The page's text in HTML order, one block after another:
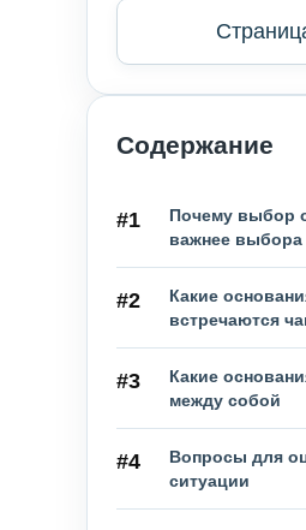
Содержание
#1
Почему выбор
важнее выбора
#2
Какие
встречаются
#3
Какие
между собой
#4
Вопросы для
ситуации